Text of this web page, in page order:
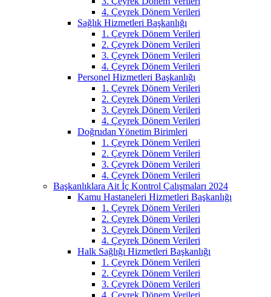
4. Çeyrek Dönem Verileri
Sağlık Hizmetleri Başkanlığı
1. Çeyrek Dönem Verileri
2. Çeyrek Dönem Verileri
3. Çeyrek Dönem Verileri
4. Çeyrek Dönem Verileri
Personel Hizmetleri Başkanlığı
1. Çeyrek Dönem Verileri
2. Çeyrek Dönem Verileri
3. Çeyrek Dönem Verileri
4. Çeyrek Dönem Verileri
Doğrudan Yönetim Birimleri
1. Çeyrek Dönem Verileri
2. Çeyrek Dönem Verileri
3. Çeyrek Dönem Verileri
4. Çeyrek Dönem Verileri
Başkanlıklara Ait İç Kontrol Çalışmaları 2024
Kamu Hastaneleri Hizmetleri Başkanlığı
1. Çeyrek Dönem Verileri
2. Çeyrek Dönem Verileri
3. Çeyrek Dönem Verileri
4. Çeyrek Dönem Verileri
Halk Sağlığı Hizmetleri Başkanlığı
1. Çeyrek Dönem Verileri
2. Çeyrek Dönem Verileri
3. Çeyrek Dönem Verileri
4. Çeyrek Dönem Verileri